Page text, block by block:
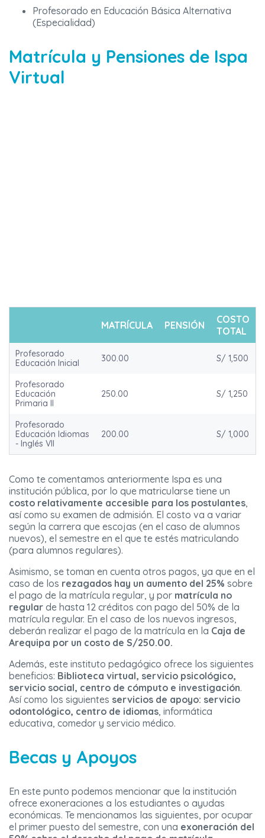
Profesorado en Educación Básica Alternativa
(Especialidad)
Matrícula y Pensiones de Ispa
Virtual
MATRÍCULA PENSIÓN
COSTO
TOTAL
Profesorado
Educación Inicial
300.00 S/ 1,500
Profesorado
Educación
Primaria II
250.00 S/ 1,250
Profesorado
Educación Idiomas
- Inglés VII
200.00 S/ 1,000
Como te comentamos anteriormente Ispa es una
institución pública, por lo que matricularse tiene un
costo relativamente accesible para los postulantes,
así como su examen de admisión. El costo va a variar
según la carrera que escojas (en el caso de alumnos
nuevos), el semestre en el que te estés matriculando
(para alumnos regulares).
Asimismo, se toman en cuenta otros pagos, ya que en el
caso de los rezagados hay un aumento del 25% sobre
el pago de la matrícula regular, y por matrícula no
regular de hasta 12 créditos con pago del 50% de la
matrícula regular. En el caso de los nuevos ingresos,
deberán realizar el pago de la matrícula en la Caja de
Arequipa por un costo de S/250.00.
Además, este instituto pedagógico ofrece los siguientes
beneficios: Biblioteca virtual, servicio psicológico,
servicio social, centro de cómputo e investigación.
Así como los siguientes servicios de apoyo: servicio
odontológico, centro de idiomas, informática
educativa, comedor y servicio médico.
Becas y Apoyos
En este punto podemos mencionar que la institución
ofrece exoneraciones a los estudiantes o ayudas
económicas. Te mencionamos las siguientes, por ocupar
el primer puesto del semestre, con una exoneración del